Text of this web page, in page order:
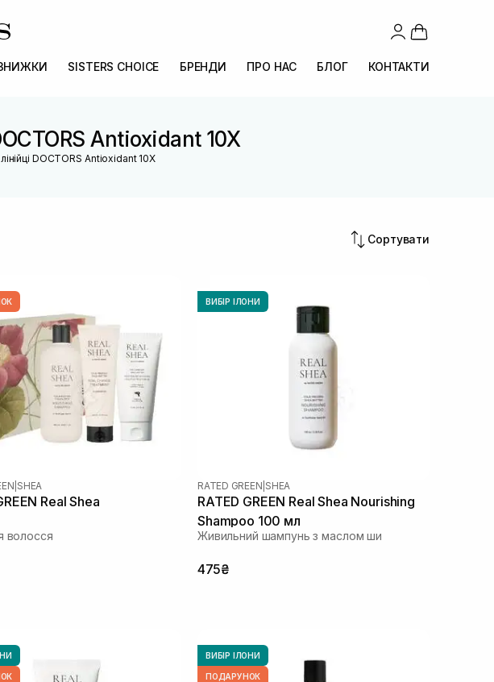
ЗНИЖКИ SISTERS CHOICE БРЕНДИ ПРО НАС БЛОГ КОНТАКТИ
Antioxidant 10X
DOCTORS Antioxidant 10X
Сортувати
SHEA
Real Shea
волосся
ВИБІР ІЛОНИ
RATED GREEN SHEA
RATED GREEN Real Shea Nourishing
Shampoo 100 мл
Живильний шампунь з маслом ши
475₴
ВИБІР ІЛОНИ
ПОДАРУНОК